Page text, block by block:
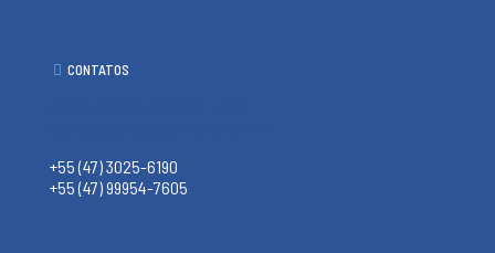
CONTATOS
+55 (47) 3025-6190
+55 (47) 99954-7605